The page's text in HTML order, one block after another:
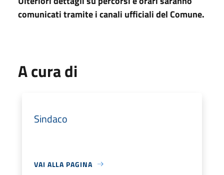
comunicati tramite i canali ufficiali del Comune.
A cura di
Sindaco
VAI ALLA PAGINA